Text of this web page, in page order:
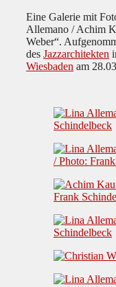
Eine Galerie mit
Allemano / Achim
Weber“.
des Jazzarchitekten
Wiesbaden am